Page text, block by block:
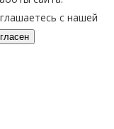
с нашей